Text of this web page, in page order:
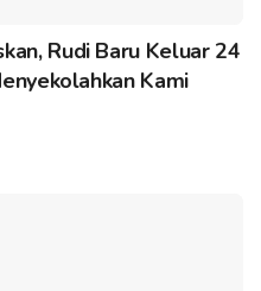
Rudi Baru Keluar 24
Kami